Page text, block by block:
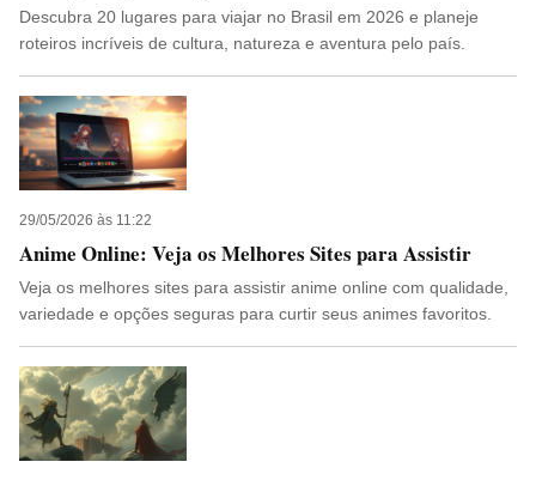
Descubra 20 lugares para viajar no Brasil em 2026 e planeje
roteiros incríveis de cultura, natureza e aventura pelo país.
29/05/2026 às 11:22
Anime Online: Veja os Melhores Sites para Assistir
Veja os melhores sites para assistir anime online com qualidade,
variedade e opções seguras para curtir seus animes favoritos.